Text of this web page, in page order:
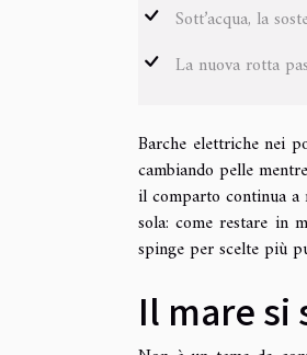
Sott’acqua, la
La nuova rotta
Barche elettriche nei
cambiando pelle
il comparto continua a
sola: come restare in
spinge per scelte più
Il mare si